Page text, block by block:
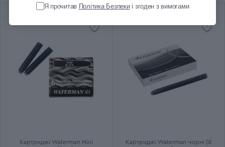
Колір ковпачка Жовтий (Золотий)
Колір пера Золотистий
M (середній)
Картриджі Waterman Mini
Картриджі Waterman чорні (8
Я прочитав Політика Безпекиі згоден з вимогами